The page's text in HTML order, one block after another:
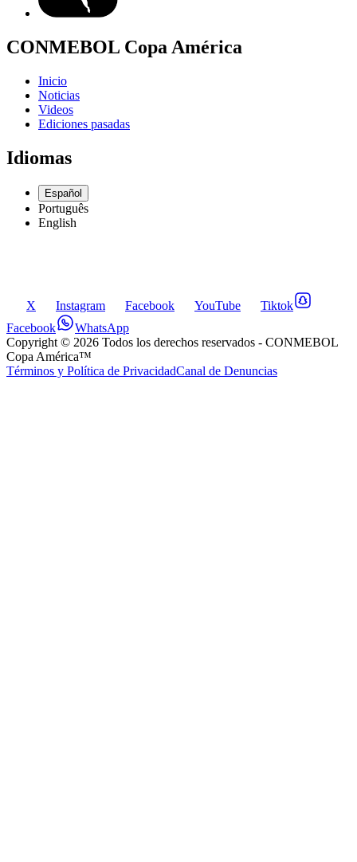
CONMEBOL Copa América
Inicio
Noticias
Videos
Ediciones pasadas
Idiomas
Español
Português
English
X Instagram Facebook YouTube
Tiktok
Facebook
WhatsApp
Copyright © 2026 Todos los derechos reservados - CONMEBOL
Copa América™
Términos y Política de PrivacidadCanal de Denuncias